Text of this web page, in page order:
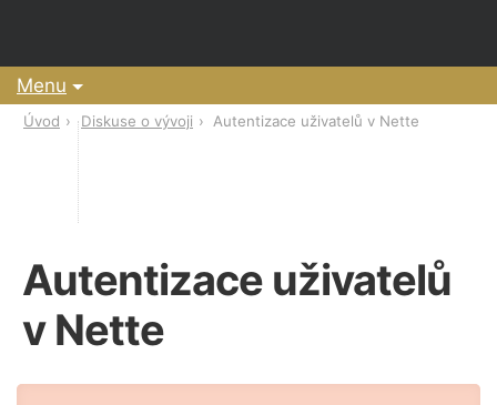
Menu
Úvod Diskuse o vývoji Autentizace uživatelů v Nette
Autentizace uživatelů
v Nette